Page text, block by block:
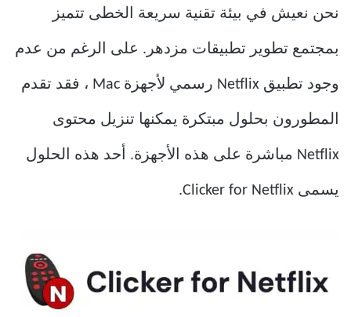
نحن نعيش في بيئة تقنية سريعة الخطى تتميز
بمجتمع تطوير تطبيقات مزدهر. على الرغم من عدم
وجود تطبيق Netflix رسمي لأجهزة Mac ، فقد تقدم
المطورون بحلول مبتكرة يمكنها تنزيل محتوى
Netflix مباشرة على هذه الأجهزة. أحد هذه الحلول
يسمى Clicker for Netflix.